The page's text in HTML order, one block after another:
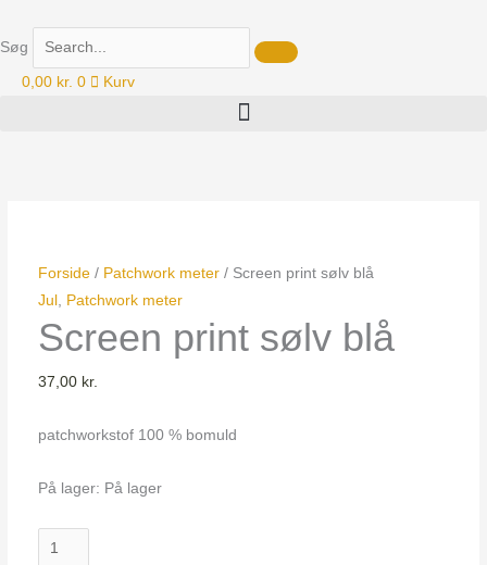
til
indholdet
Søg
0,00 kr. 0 Kurv
Forside/ Patchwork meter/ Screen print sølv blå
Jul , Patchwork meter
Screen print sølv blå
37,00 kr.
patchworkstof 100 % bomuld
På lager: På lager